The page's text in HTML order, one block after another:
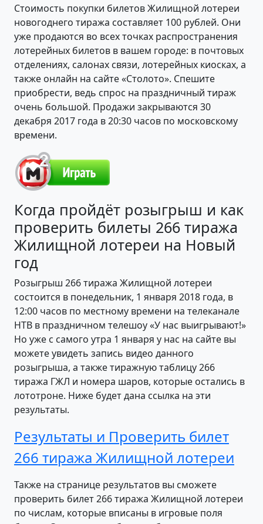
Стоимость покупки билетов Жилищной лотереи
новогоднего тиража составляет 100 рублей. Они
уже продаются во всех точках распространения
лотерейных билетов в вашем городе: в почтовых
отделениях, салонах связи, лотерейных киосках, а
также онлайн на сайте «Столото». Спешите
приобрести, ведь спрос на праздничный тираж
очень большой. Продажи закрываются 30
декабря 2017 года в 20:30 часов по московскому
времени.
Когда пройдёт розыгрыш и как
проверить билеты 266 тиража
Жилищной лотереи на Новый
год
Розыгрыш 266 тиража Жилищной лотереи
состоится в понедельник, 1 января 2018 года, в
12:00 часов по местному времени на телеканале
НТВ в праздничном телешоу «У нас выигрывают!»
Но уже с самого утра 1 января у нас на сайте вы
можете увидеть запись видео данного
розыгрыша, а также тиражную таблицу 266
тиража ГЖЛ и номера шаров, которые остались в
лототроне. Ниже будет дана ссылка на эти
результаты.
Результаты и Проверить билет
266 тиража Жилищной лотереи
Также на странице результатов вы сможете
проверить билет 266 тиража Жилищной лотереи
по числам, которые вписаны в игровые поля